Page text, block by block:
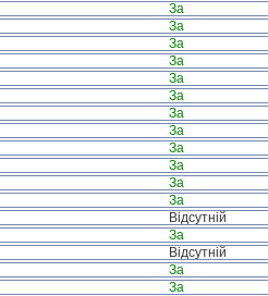
За
За
За
За
За
За
За
За
За
За
За
За
Відсутній
За
Відсутній
За
За